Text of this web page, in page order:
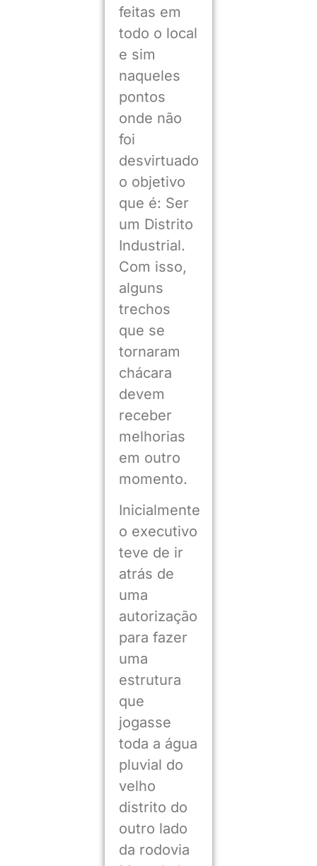
feitas em
todo o local
e sim
naqueles
pontos
onde não
foi
desvirtuado
o objetivo
que é: Ser
um Distrito
Industrial.
Com isso,
alguns
trechos
que se
tornaram
chácara
devem
receber
melhorias
em outro
momento.
Inicialmente
o executivo
teve de ir
atrás de
uma
autorização
para fazer
uma
estrutura
que
jogasse
toda a água
pluvial do
velho
distrito do
outro lado
da rodovia